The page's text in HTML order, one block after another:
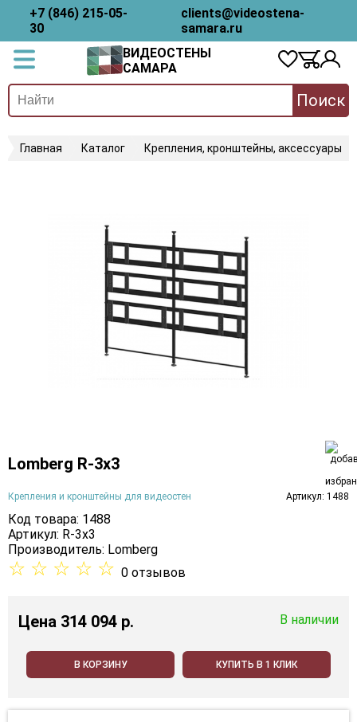
+7 (846) 215-05-
30
clients@videostena-
samara.ru
ВИДЕОСТЕНЫ
САМАРА
Поиск
Главная Каталог Крепления, кронштейны, аксессуары
Lomberg R-3х3
Крепления и кронштейны для видеостен Артикул: 1488
Код товара: 1488
Артикул: R-3х3
Производитель: Lomberg
☆ ☆ ☆ ☆ ☆ 0 отзывов
Цена 314 094 p. В наличии
В КОРЗИНУ КУПИТЬ В 1 КЛИК